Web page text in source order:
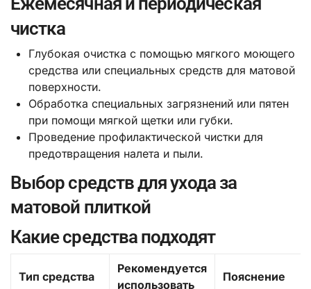
чистка
Глубокая очистка с помощью мягкого моющего
средства или специальных средств для матовой
поверхности.
Обработка специальных загрязнений или пятен
при помощи мягкой щетки или губки.
Проведение профилактической чистки для
предотвращения налета и пыли.
Выбор средств для ухода за
матовой плиткой
Какие средства подходят
Тип средства
Рекомендуется
использовать
Пояснение